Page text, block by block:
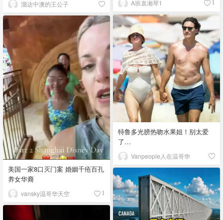
溜达中澳的王公子 A班袁湘琴1 1
特鲁多光膀热吻水果姐！别太爱
了…
Vanpeople人在温哥华
美国一家8口灭门案 婚姻千疮百孔
养女华裔
vansky温哥华天空 1